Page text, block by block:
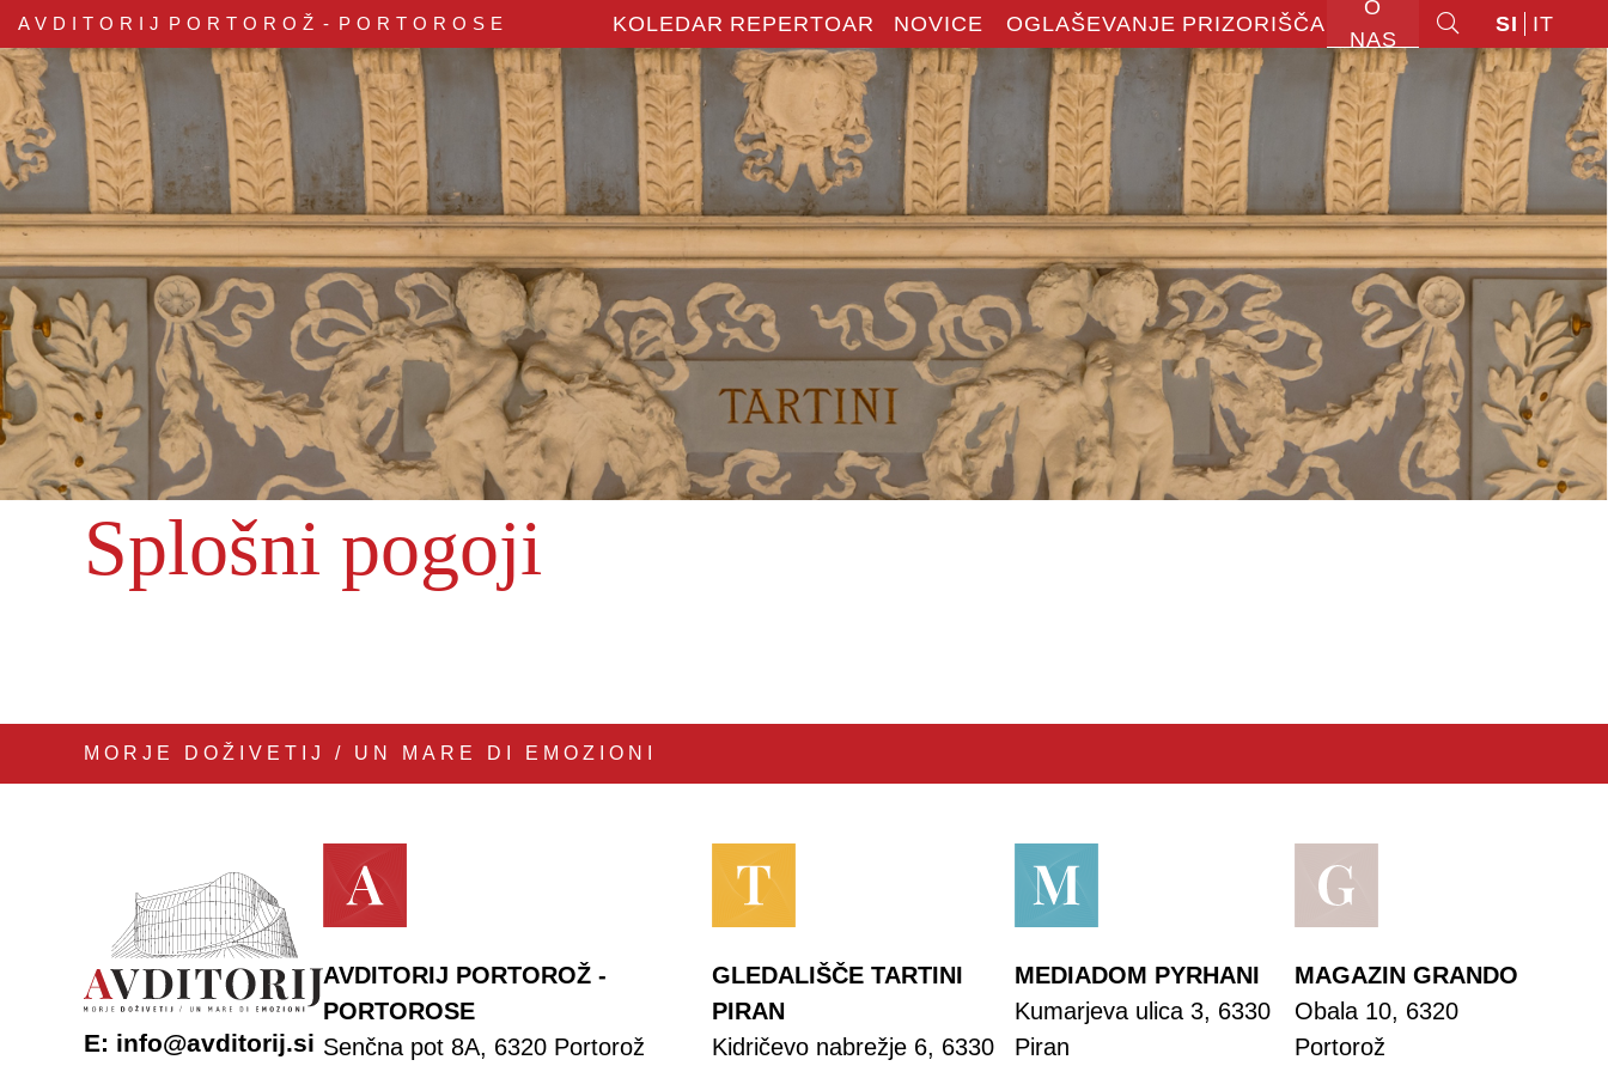
AVDITORIJ PORTOROŽ - PORTOROSE KOLEDAR REPERTOAR NOVICE OGLAŠEVANJE PRIZORIŠČA
O
NAS
SI IT
Splošni pogoji
MORJE DOŽIVETIJ / UN MARE DI EMOZIONI
E: info@avditorij.si
AVDITORIJ PORTOROŽ -
PORTOROSE
Senčna pot 8A, 6320 Portorož
GLEDALIŠČE TARTINI
PIRAN
Kidričevo nabrežje 6, 6330
MEDIADOM PYRHANI
Kumarjeva ulica 3, 6330
Piran
MAGAZIN GRANDO
Obala 10, 6320
Portorož